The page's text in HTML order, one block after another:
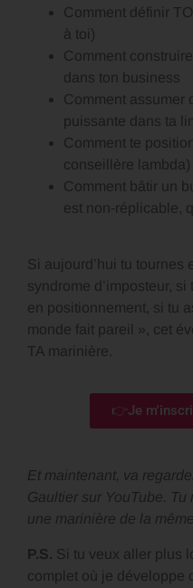
Comment définir
à toi)
Comment
dans ton business
Comment assumer
puissante dans ta
Comment te
conseillère lambda)
Comment bâtir un
est non-réplicable,
Si aujourd’hui tu tournes
syndrome d’imposteur,
en positionnement, si tu
monde fait pareil », cet
TA marinière.
👉Je
Et maintenant, va
Gaultier sur YouTube.
une marinière de la
P.S. Si tu veux aller plus
complet où je développe